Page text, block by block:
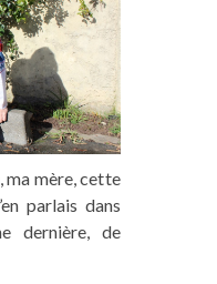
ma mère, cette
parlais dans
dernière, de